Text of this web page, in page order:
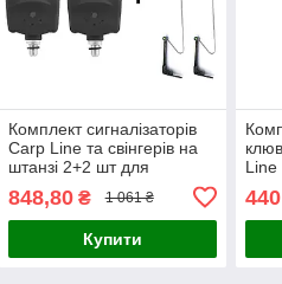
Комплект сигналізаторів
Carp Line та свінгерів на
штанзі 2+2 шт для
848,80₴ 1 061 ₴
Купити
Line
440